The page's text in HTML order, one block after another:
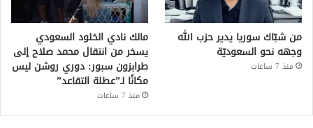
من شبّاك سوريا يدير حزب الله
وجهه نحو السعوديّة
منذ 7 ساعات
مالك نادي الخلود السعودي
يسخر من انتقال محمد صلاح إلى
طرابزون سبور: دوري روشن ليس
مكانًا لـ”عطلة التقاعد”
منذ 7 ساعات